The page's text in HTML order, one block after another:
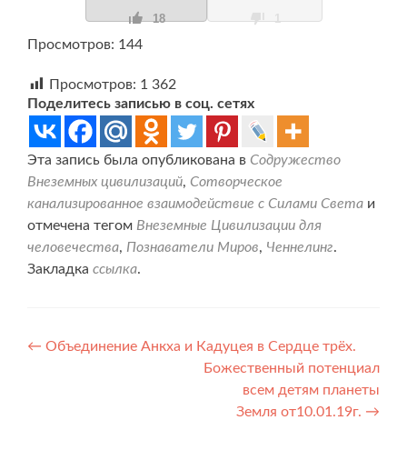
18
Просмотров: 144
Просмотров: 1 362
Поделитесь записью в соц. сетях
Эта запись была опубликована в Содружество
Внеземных цивилизаций, Сотворческое
канализированное взаимодействие с Силами Света и
отмечена тегом Внеземные Цивилизации для
человечества, Познаватели Миров, Ченнелинг.
Закладка ссылка.
Навигация
← Объединение Анкха и Кадуцея в Сердце трёх.
Божественный потенциал
всем детям планеты
Земля от10.01.19г. →